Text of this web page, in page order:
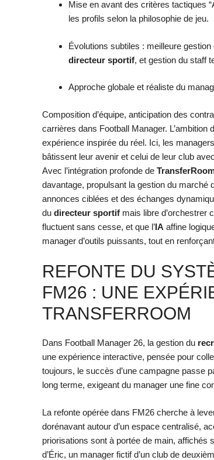
Mise en avant des critères tactiques
les profils selon la philosophie de jeu.
Évolutions subtiles : meilleure gestion
directeur sportif, et gestion du staff
Approche globale et réaliste du
Composition d’équipe, anticipation des
carrières dans Football Manager.
expérience inspirée du réel. Ici, les
bâtissent leur avenir et celui de leur club
Avec l’intégration profonde de
davantage, propulsant la gestion du
annonces ciblées et des échanges
du directeur sportif mais libre d’orchestrer
fluctuent sans cesse, et que l’IA affine
manager d’outils puissants, tout en
REFONTE DU
FM26 : UNE
TRANSFERROOM
Dans Football Manager 26, la gestion du
une expérience interactive, pensée pour
toujours, le succès d’une campagne passe
long terme, exigeant du manager une fine
La refonte opérée dans FM26 cherche à
dorénavant autour d’un espace centralisé,
priorisations sont à portée de main, affichés
d’Éric, un manager fictif d’un club de